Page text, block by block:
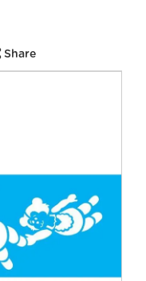
Share